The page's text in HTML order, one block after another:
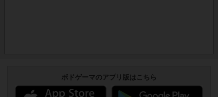
ボドゲーマのアプリ版はこちら